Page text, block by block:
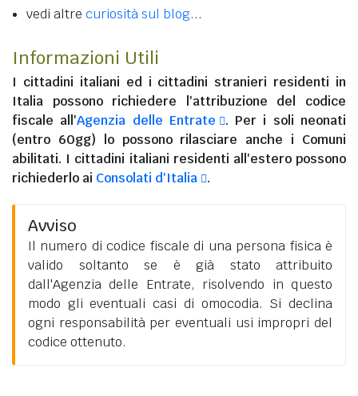
vedi altre curiosità sul blog...
Informazioni Utili
I cittadini italiani ed i cittadini stranieri residenti in
Italia possono richiedere l'attribuzione del codice
fiscale all'Agenzia delle Entrate
. Per i soli neonati
(entro 60gg) lo possono rilasciare anche i Comuni
abilitati. I cittadini italiani residenti all'esteropossono
richiederlo ai Consolati d'Italia .
Avviso
Il numero di codice fiscale di una persona fisica è
valido soltanto se è già stato attribuito
dall'Agenzia delle Entrate, risolvendo in questo
modo gli eventuali casi di omocodia. Si declina
ogni responsabilità per eventuali usi impropri del
codice ottenuto.